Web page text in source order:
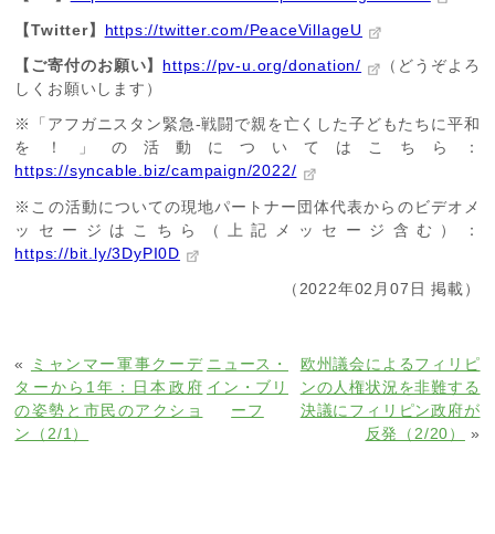
【Twitter】 https://twitter.com/PeaceVillageU
【ご寄付のお願い】 https://pv-u.org/donation/
（どうぞよろ
しくお願いします）
※「アフガニスタン緊急-戦闘で親を亡くした子どもたちに平和
を！」の活動についてはこちら：
https://syncable.biz/campaign/2022/
※この活動についての現地パートナー団体代表からのビデオメ
ッセージはこちら（上記メッセージ含む）：
https://bit.ly/3DyPI0D
（2022年02月07日 掲載）
«
ミャンマー軍事クーデ
ターから1年：日本政府
の姿勢と市民のアクショ
ン（2/1）
欧州議会によるフィリピ
ンの人権状況を非難する
決議にフィリピン政府が
反発（2/20）
»
ニュース・
イン・ブリ
ーフ